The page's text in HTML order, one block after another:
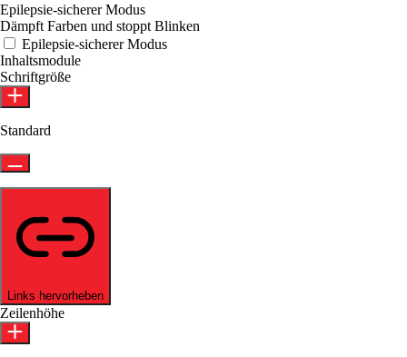
Epilepsie-sicherer Modus
Dämpft Farben und stoppt Blinken
Epilepsie-sicherer Modus
Inhaltsmodule
Schriftgröße
Standard
Links hervorheben
Zeilenhöhe